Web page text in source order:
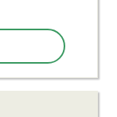
FLEX 2026